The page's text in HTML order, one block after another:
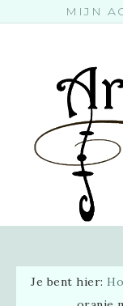
MIJN
Je bent hier: